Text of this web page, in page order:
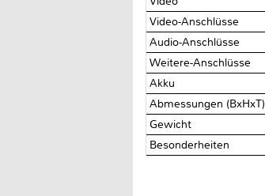
Video-Anschlüsse
Audio-Anschlüsse
Weitere-Anschlüsse
Akku
Abmessungen (BxHxT)
Gewicht
Besonderheiten